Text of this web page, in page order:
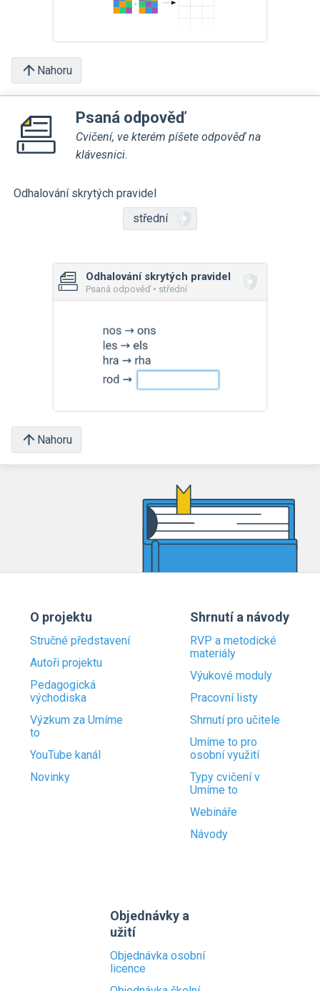
Nahoru
Psaná odpověď
Cvičení, ve kterém píšete odpověď na
klávesnici.
Odhalování skrytých pravidel
střední
Odhalování skrytých pravidel
Psaná odpověď • střední
Nahoru
O projektu
Stručné představení
Autoři projektu
Pedagogická
východiska
Výzkum za Umíme
to
YouTube kanál
Novinky
Shrnutí a návody
RVP a metodické
materiály
Výukové moduly
Pracovní listy
Shrnutí pro učitele
Umíme to pro
osobní využití
Typy cvičení v
Umíme to
Webináře
Návody
Objednávky a
užití
Objednávka osobní
licence